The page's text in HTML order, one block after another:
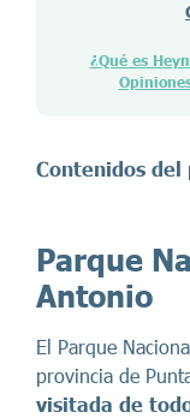
¿Qué es
Contenidos del
Parque
Antonio
El Parque
provincia de
visitada de